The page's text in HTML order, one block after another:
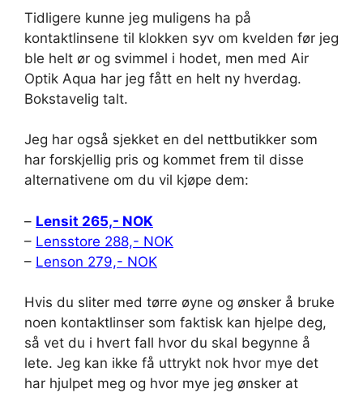
Tidligere kunne jeg muligens ha på
kontaktlinsene til klokken syv om kvelden før jeg
ble helt ør og svimmel i hodet, men med Air
Optik Aqua har jeg fått en helt ny hverdag.
Bokstavelig talt.
Jeg har også sjekket en del nettbutikker som
har forskjellig pris og kommet frem til disse
alternativene om du vil kjøpe dem:
– Lensit 265,- NOK
– Lensstore 288,- NOK
– Lenson 279,- NOK
Hvis du sliter med tørre øyne og ønsker å bruke
noen kontaktlinser som faktisk kan hjelpe deg,
så vet du i hvert fall hvor du skal begynne å
lete. Jeg kan ikke få uttrykt nok hvor mye det
har hjulpet meg og hvor mye jeg ønsker at